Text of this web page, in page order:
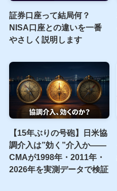
証券口座って結局何？
NISA口座との違いを一番
やさしく説明します
【15年ぶりの号砲】日米協
調介入は”効く”介入か——
CMAが1998年・2011年・
2026年を実測データで検証